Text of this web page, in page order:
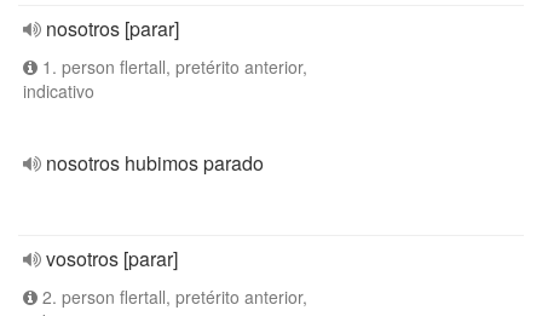
nosotros [parar]
1. person flertall, pretérito anterior,
indicativo
nosotros hubimos parado
vosotros [parar]
2. person flertall, pretérito anterior,